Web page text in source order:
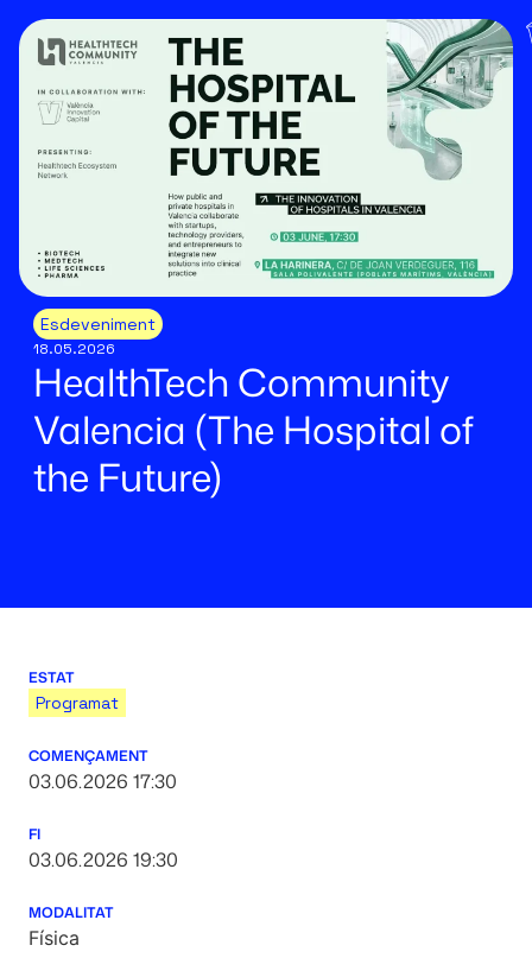
Esdeveniment
18.05.2026
HealthTech Community
Valencia (The Hospital of
the Future)
ESTAT
Programat
COMENÇAMENT
03.06.2026 17:30
FI
03.06.2026 19:30
MODALITAT
Física